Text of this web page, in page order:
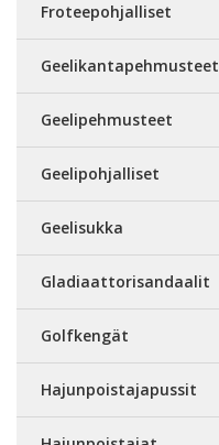
Froteepohjalliset
Geelikantapehmusteet
Geelipehmusteet
Geelipohjalliset
Geelisukka
Gladiaattorisandaalit
Golfkengät
Hajunpoistajapussit